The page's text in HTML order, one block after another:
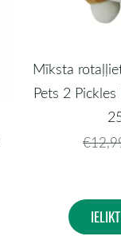
Mīksta
Pets 2